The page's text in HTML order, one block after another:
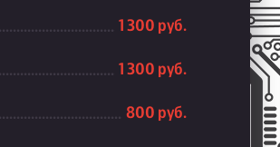
1 300 руб.
1 300 руб.
800 руб.